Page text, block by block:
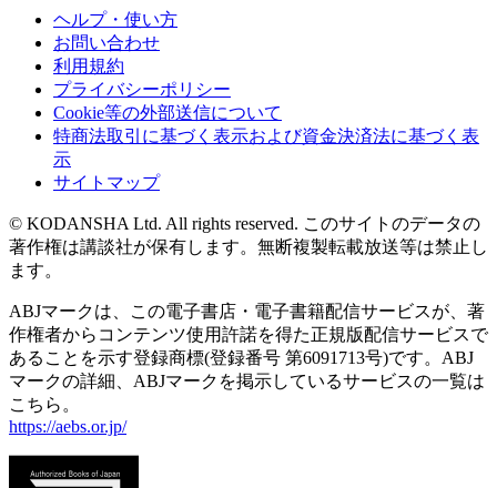
ヘルプ・使い方
お問い合わせ
利用規約
プライバシーポリシー
Cookie等の外部送信について
特商法取引に基づく表示および資金決済法に基づく表
示
サイトマップ
© KODANSHA Ltd. All rights reserved. このサイトのデータの
著作権は講談社が保有します。無断複製転載放送等は禁止し
ます。
ABJマークは、この電子書店・電子書籍配信サービスが、著
作権者からコンテンツ使用許諾を得た正規版配信サービスで
あることを示す登録商標(登録番号 第6091713号)です。ABJ
マークの詳細、ABJマークを掲示しているサービスの一覧は
こちら。
https://aebs.or.jp/